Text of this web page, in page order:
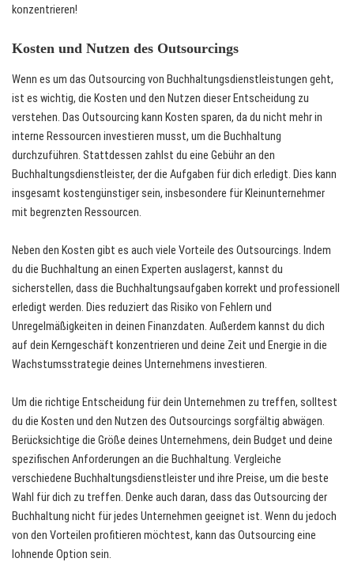
konzentrieren!
Kosten und Nutzen des Outsourcings
Wenn es um das Outsourcing von Buchhaltungsdienstleistungen geht,
ist es wichtig, die Kosten und den Nutzen dieser Entscheidung zu
verstehen. Das Outsourcing kann Kosten sparen, da du nicht mehr in
interne Ressourcen investieren musst, um die Buchhaltung
durchzuführen. Stattdessen zahlst du eine Gebühr an den
Buchhaltungsdienstleister, der die Aufgaben für dich erledigt. Dies kann
insgesamt kostengünstiger sein, insbesondere für Kleinunternehmer
mit begrenzten Ressourcen.
Neben den Kosten gibt es auch viele Vorteile des Outsourcings. Indem
du die Buchhaltung an einen Experten auslagerst, kannst du
sicherstellen, dass die Buchhaltungsaufgaben korrekt und professionell
erledigt werden. Dies reduziert das Risiko von Fehlern und
Unregelmäßigkeiten in deinen Finanzdaten. Außerdem kannst du dich
auf dein Kerngeschäft konzentrieren und deine Zeit und Energie in die
Wachstumsstrategie deines Unternehmens investieren.
Um die richtige Entscheidung für dein Unternehmen zu treffen, solltest
du die Kosten und den Nutzen des Outsourcings sorgfältig abwägen.
Berücksichtige die Größe deines Unternehmens, dein Budget und deine
spezifischen Anforderungen an die Buchhaltung. Vergleiche
verschiedene Buchhaltungsdienstleister und ihre Preise, um die beste
Wahl für dich zu treffen. Denke auch daran, dass das Outsourcing der
Buchhaltung nicht für jedes Unternehmen geeignet ist. Wenn du jedoch
von den Vorteilen profitieren möchtest, kann das Outsourcing eine
lohnende Option sein.